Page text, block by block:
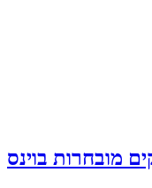
מובחרות בוינס